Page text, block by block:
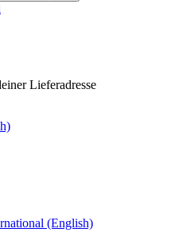
Lieferadresse
(English)